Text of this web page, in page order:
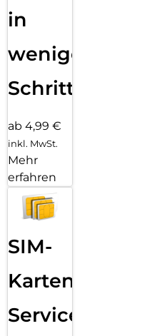
in
wenigen
Schritten
ab 4,99 €
inkl. MwSt.
Mehr
erfahren
SIM-
Karten
Service: